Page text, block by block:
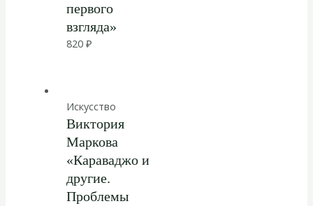
первого
взгляда»
820₽
Искусство
Виктория
Маркова
«Караваджо и
другие.
Проблемы